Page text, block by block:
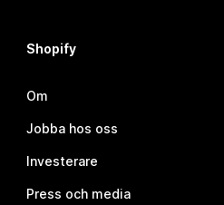
Shopify
Om
Jobba hos oss
Investerare
Press och media